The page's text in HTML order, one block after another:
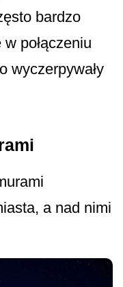
bardzo
połączeniu
wyczerpywały
a nad nimi